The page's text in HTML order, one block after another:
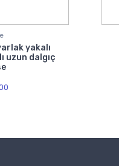
yakalı
uzun dalgıç